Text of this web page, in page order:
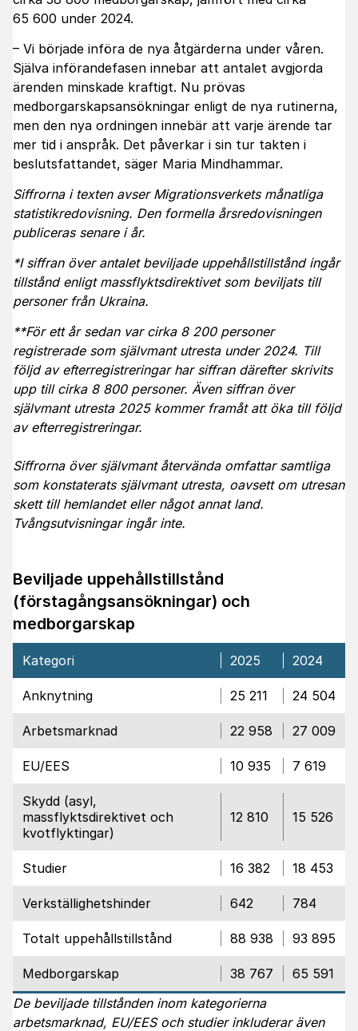
65 600 under 2024.
– Vi började införa de nya åtgärderna under våren.
Själva införandefasen innebar att antalet avgjorda
ärenden minskade kraftigt. Nu prövas
medborgarskapsansökningar enligt de nya rutinerna,
men den nya ordningen innebär att varje ärende tar
mer tid i anspråk. Det påverkar i sin tur takten i
beslutsfattandet, säger Maria Mindhammar.
Siffrorna i texten avser Migrationsverkets månatliga
statistikredovisning. Den formella årsredovisningen
publiceras senare i år.
*I siffran över antalet beviljade uppehållstillstånd ingår
tillstånd enligt massflyktsdirektivet som beviljats till
personer från Ukraina.
**För ett år sedan var cirka 8 200 personer
registrerade som självmant utresta under 2024. Till
följd av efterregistreringar har siffran därefter skrivits
upp till cirka 8 800 personer. Även siffran över
självmant utresta 2025 kommer framåt att öka till följd
av efterregistreringar.
Siffrorna över självmant återvända omfattar samtliga
som konstaterats självmant utresta, oavsett om utresan
skett till hemlandet eller något annat land.
Tvångsutvisningar ingår inte.
Beviljade uppehållstillstånd
(förstagångsansökningar) och
medborgarskap
Kategori 2025 2024
Anknytning 25 211 24 504
Arbetsmarknad 22 958 27 009
EU/EES 10 935 7 619
Skydd (asyl,
massflyktsdirektivet och
kvotflyktingar)
12 810 15 526
Studier 16 382 18 453
Verkställighetshinder 642 784
Totalt uppehållstillstånd 88 938 93 895
Medborgarskap 38 767
65 591
De beviljade tillstånden inom kategorierna
arbetsmarknad, EU/EES och studier inkluderar även